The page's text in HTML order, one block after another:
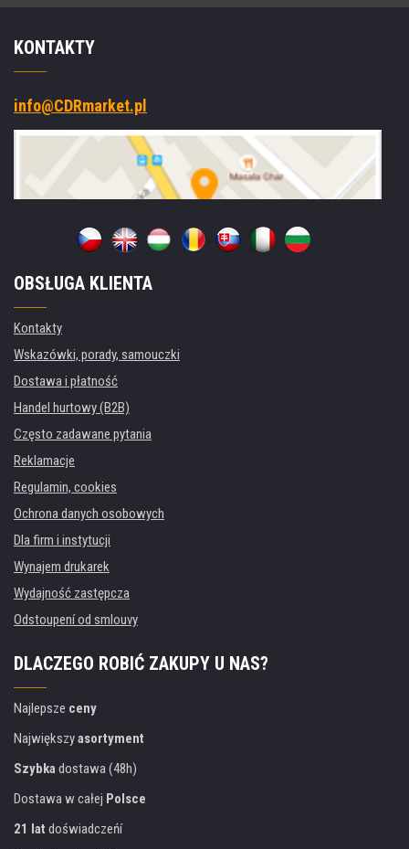
KONTAKTY
info@CDRmarket.pl
OBSŁUGA KLIENTA
Kontakty
Wskazówki, porady, samouczki
Dostawa i płatność
Handel hurtowy (B2B)
Często zadawane pytania
Reklamacje
Regulamin, cookies
Ochrona danych osobowych
Dla firm i instytucji
Wynajem drukarek
Wydajność zastępcza
Odstoupení od smlouvy
DLACZEGO ROBIĆ ZAKUPY U NAS?
Najlepsze ceny
Największyasortyment
Szybkadostawa (48h)
Dostawa w całej Polsce
21 lat doświadczeńí